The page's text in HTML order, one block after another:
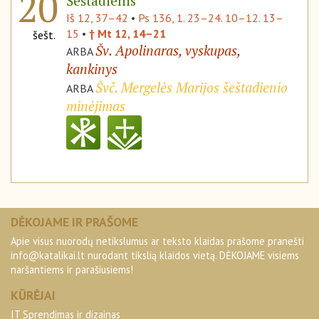
šešt.
Iš 12, 37–42 • Ps 136, 1. 23–24. 10–12. 13–
15 • † Mt 12, 14–21
ARBAŠv. Apolinaras, vyskupas,
kankinys
ARBAŠvč. Mergelės Marijos šeštadienio
minėjimas
DĖKOJAME IR PRAŠOME
Apie visus nuorodų netikslumus ar teksto klaidas prašome pranešti
info@katalikai.lt nurodant tikslią klaidos vietą. DĖKOJAME visiems
naršantiems ir parašiusiems!
KŪRĖJAI
IT Sprendimas ir dizainas